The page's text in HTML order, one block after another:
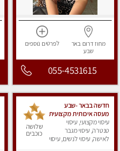
מחוז דרום באר
שבע
לפרטים נוספים
055-4531615
חדשה בבאר -שבע
מעסה איכותית מקצועית
ומפנקת
עיסוי מקצועי, עיסוי
טנטרה, עיסוי מגבר
לאישה, עיסוי לנשים, עיסוי
שלושה
כוכבים